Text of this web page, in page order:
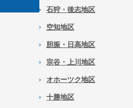
石狩・後志地区
空知地区
胆振・日高地区
宗谷・上川地区
オホーツク地区
十勝地区